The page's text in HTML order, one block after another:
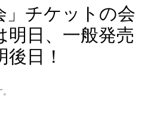
」チケットの会
明日、一般発売
後日！